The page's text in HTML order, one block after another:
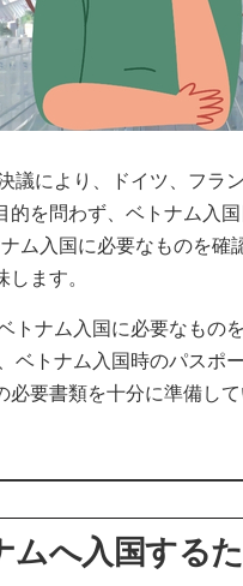
議により、ドイツ、フラ
を問わず、ベトナム入
ム入国に必要なものを
ます。
トナム入国に必要なもの
ベトナム入国時のパスポ
要書類を十分に準備し
ムへ入国する